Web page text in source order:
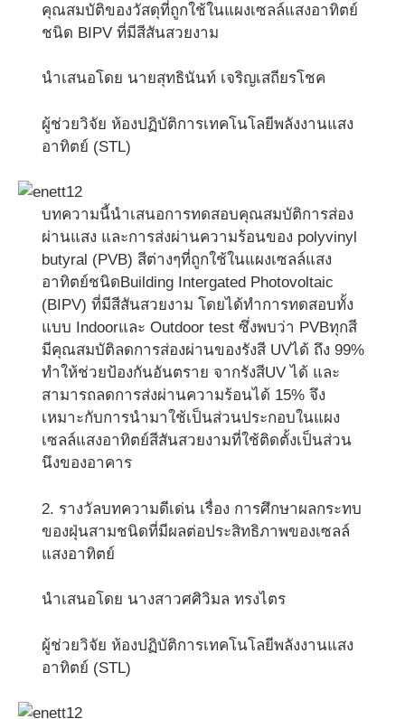
คุณสมบัติของวัสดุที่ถูกใช้ในแผงเซลล์แสงอาทิตย์
ชนิด BIPV ที่มีสีสันสวยงาม
นำเสนอโดย นายสุทธินันท์ เจริญเสถียรโชค
ผู้ช่วยวิจัย ห้องปฏิบัติการเทคโนโลยีพลังงานแสง
อาทิตย์ (STL)
บทความนี้นำเสนอการทดสอบคุณสมบัติการส่อง
ผ่านแสง และการส่งผ่านความร้อนของ polyvinyl
butyral (PVB) สีต่างๆที่ถูกใช้ในแผงเซลล์แสง
อาทิตย์ชนิดBuilding Intergated Photovoltaic
(BIPV) ที่มีสีสันสวยงาม โดยได้ทำการทดสอบทั้ง
แบบ Indoorและ Outdoor test ซึ่งพบว่า PVBทุกสี
มีคุณสมบัติลดการส่องผ่านของรังสี UVได้ ถึง 99%
ทำให้ช่วยป้องกันอันตราย จากรังสีUV ได้ และ
สามารถลดการส่งผ่านความร้อนได้ 15% จึง
เหมาะกับการนำมาใช้เป็นส่วนประกอบในแผง
เซลล์แสงอาทิตย์สีสันสวยงามที่ใช้ติดตั้งเป็นส่วน
นึงของอาคาร
2. รางวัลบทความดีเด่น เรื่อง การศึกษาผลกระทบ
ของฝุ่นสามชนิดที่มีผลต่อประสิทธิภาพของเซลล์
แสงอาทิตย์
นำเสนอโดย นางสาวศศิวิมล ทรงไตร
ผู้ช่วยวิจัย ห้องปฏิบัติการเทคโนโลยีพลังงานแสง
อาทิตย์ (STL)